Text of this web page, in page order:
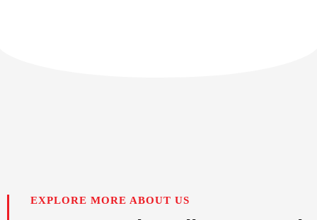
EXPLORE MORE ABOUT US